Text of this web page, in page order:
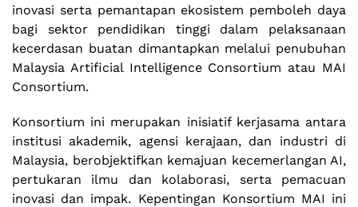
inovasi serta pemantapan ekosistem pemboleh daya
bagi sektor pendidikan tinggi dalam pelaksanaan
kecerdasan buatan dimantapkan melalui penubuhan
Malaysia Artificial Intelligence Consortium atau MAI
Consortium.
Konsortium ini merupakan inisiatif kerjasama antara
institusi akademik, agensi kerajaan, dan industri di
Malaysia, berobjektifkan kemajuan kecemerlangan AI,
pertukaran ilmu dan kolaborasi, serta pemacuan
inovasi dan impak. Kepentingan Konsortium MAI ini